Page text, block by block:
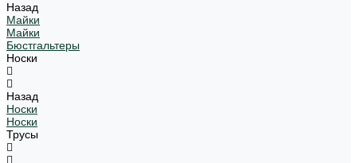
Назад
Майки
Майки
Бюстгальтеры
Носки
Назад
Носки
Носки
Трусы